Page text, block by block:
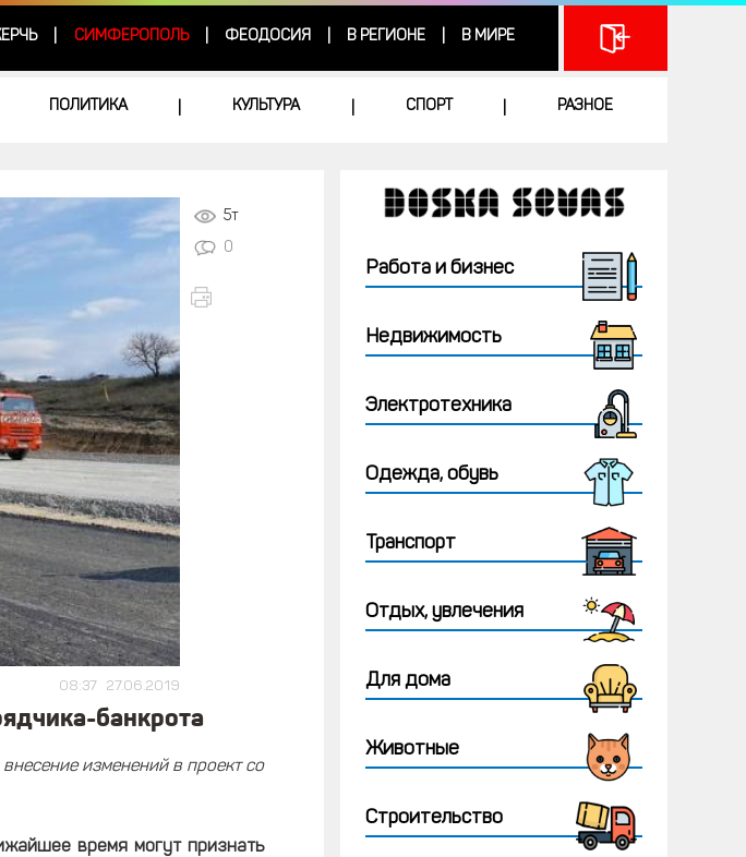
СИМФЕРОПОЛЬ ФЕОДОСИЯ В РЕГИОНЕ В МИРЕ
ПОЛИТИКА КУЛЬТУРА СПОРТ РАЗНОЕ
08:37 27.06.2019
5т
0
банкрота
изменений в проект со
время могут признать
Работа и бизнес
Недвижимость
Электротехника
Одежда, обувь
Транспорт
Отдых, увлечения
Для дома
Животные
Строительство